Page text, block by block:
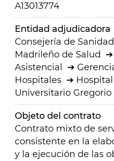
A13013774
Entidad adjudicadora
Consejería de Sanidad
Madrileño de Salud
Asistencial
Hospitales
Hospital
Universitario
Objeto del contrato
Contrato mixto de
consistente en la
y la ejecución de las